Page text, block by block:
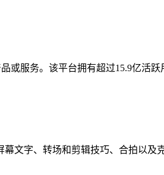
或服务。该平台拥有超过15.9亿活
幕文字、转场和剪辑技巧、合拍以